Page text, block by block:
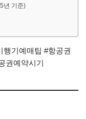
년 기준)
행기예매팁 #항공권
권예약시기